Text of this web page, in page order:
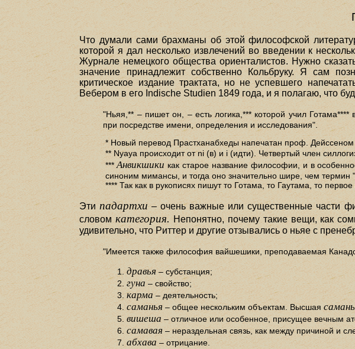
Что думали сами брахманы об этой философской
которой я дал несколько извлечений во введении к
Журнале немецкого общества ориенталистов. Нужно
значение принадлежит собственно Кольбруку. Я сам
критическое издание трактата, но не успевшего
Вебером в его Indische Studien 1849 года, и я полагаю, что
"Ньяя,** – пишет он, – есть логика,*** которой учил Готама****
при посредстве имени, определения и исследования".
* Новый перевод Прастханабхеды напечатан проф.
** Nyaya происходит от ni (в) и i (идти). Четвертый член
***Анвикшики как старое название философии, и в
синоним мимансы, и тогда оно значительно шире, чем термин
**** Так как в рукописях пишут то Готама, то Гаутама, то
Эти падартхи– очень важные или существенные части
словомкатегория.Непонятно, почему такие вещи, как
удивительно, что Риттер и другие отзывались о ньяе с
"Имеется также философия вайшешики, преподаваемая
дравья – субстанция;
гуна – свойство;
карма – деятельность;
саманья – общее нескольким объектам. Высшая
вишеша – отличное или особенное, присущее вечным
самавая – нераздельная связь, как между причиной и
абхава – отрицание.